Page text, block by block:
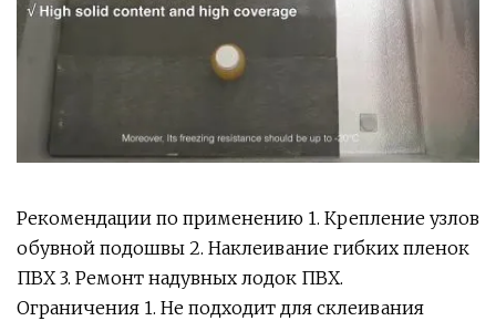
Рекомендации по применению 1. Крепление узлов
обувной подошвы 2. Наклеивание гибких пленок
ПВХ 3. Ремонт надувных лодок ПВХ.
Ограничения 1. Не подходит для склеивания